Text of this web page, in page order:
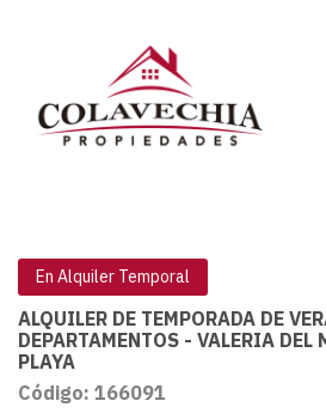
En Alquiler Temporal
ALQUILER DE TEMPORADA DE
DEPARTAMENTOS - VALERIA DEL
PLAYA
Código: 166091